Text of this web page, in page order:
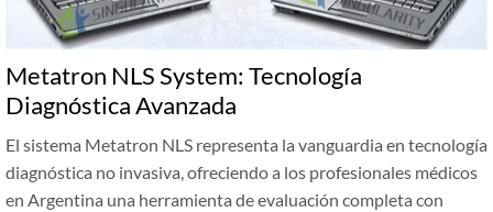
Metatron NLS System: Tecnología
Diagnóstica Avanzada
El sistema Metatron NLS representa la vanguardia en tecnología
diagnóstica no invasiva, ofreciendo a los profesionales médicos
en Argentina una herramienta de evaluación completa con